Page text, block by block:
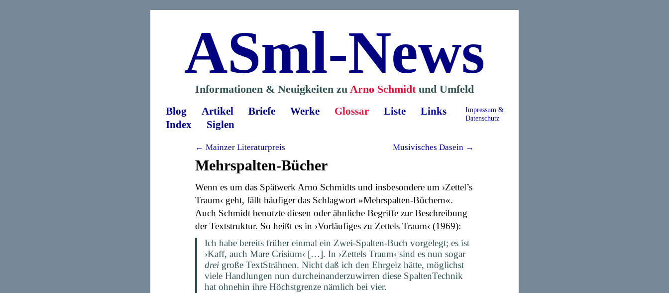
ASml-News
Informationen & Neuigkeiten zu Arno Schmidtund Umfeld
Blog Artikel Briefe Werke Glossar Liste Links
Impressum &
Datenschutz
Index Siglen
← Mainzer Literaturpreis Musivisches Dasein →
Mehrspalten-Bücher
Wenn es um das Spätwerk Arno Schmidts und insbesondere um ›Zettel’s
Traum‹ geht, fällt häufiger das Schlagwort »Mehrspalten-Büchern«.
Auch Schmidt benutzte diesen oder ähnliche Begriffe zur Beschreibung
der Textstruktur. So heißt es in ›Vorläufiges zu Zettels Traum‹ (1969):
Ich habe bereits früher einmal ein Zwei-Spalten-Buch vorgelegt; es ist
›Kaff, auch Mare Crisium‹ […]. In ›Zettels Traum‹ sind es nun sogar
drei große TextSträhnen. Nicht daß ich den Ehrgeiz hätte, möglichst
viele Handlungen nun durcheinanderzuwirren diese SpaltenTechnik
hat ohnehin ihre Höchstgrenze nämlich bei vier.